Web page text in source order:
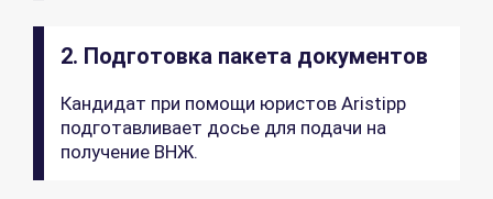
2. Подготовка пакета документов
Кандидат при помощи юристов Aristipp
подготавливает досье для подачи на
получение ВНЖ.